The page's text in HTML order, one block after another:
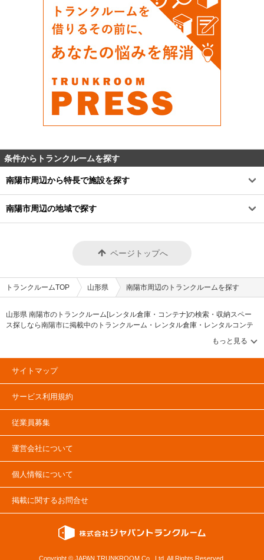
条件からトランクルームを探す
南陽市周辺から特長で施設を探す
南陽市周辺の地域で探す
ページトップへ
トランクルームTOP 山形県 南陽市周辺のトランクルームを探す
山形県 南陽市のトランクルーム[レンタル倉庫・コンテナ]の検索・収納スペー
ス探しなら南陽市に掲載中のトランクルーム・レンタル倉庫・レンタルコンテ
リティ・空調完備・24時間出し入れ可能などの希望条件で絞込み！豊富な物件
数から様々な方法でご希望の収納スペースを簡単に探せるトランクルーム情報
サイトです。南陽市で気になるトランクルームを見つけたら、メールか電話で
サイトマップ
サービス利用規約
従業員募集
運営会社について
個人情報について
掲載に関するお問合せ
Copyright © JAPAN TRUNKROOM Co., Ltd. All Rights Reserved.